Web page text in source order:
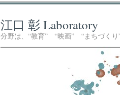
江口 彰 Laboratory
分野は、“教育” “映画” “まちづくり